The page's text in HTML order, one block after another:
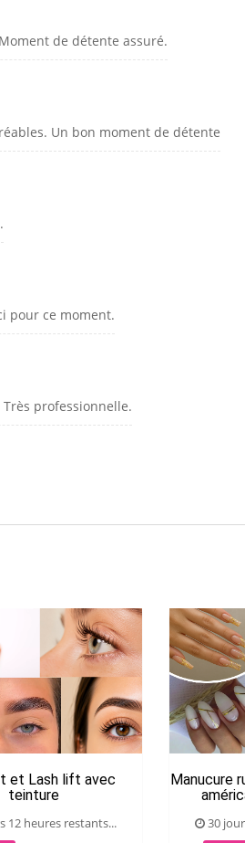
de détente assuré.
Un bon moment de détente
pour ce moment.
professionnelle.
et Lash lift avec
teinture
12 heures restants...
Manucure
30